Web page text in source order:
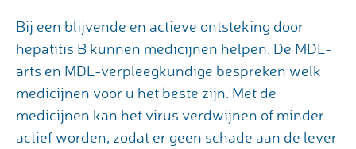
Bij een blijvende en actieve ontsteking door
hepatitis B kunnen medicijnen helpen. De MDL-
arts en MDL-verpleegkundige bespreken welk
medicijnen voor u het beste zijn. Met de
medicijnen kan het virus verdwijnen of minder
actief worden, zodat er geen schade aan de lever